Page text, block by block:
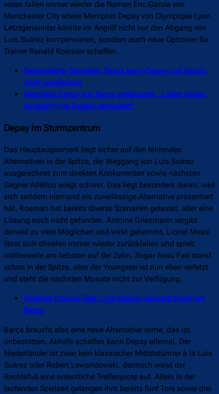
voran fallen immer wieder die Namen Eric García von
Manchester City sowie Memphis Depay von Olympique Lyon.
Letztgenannter könnte im Angriff nicht nur den Abgang von
Luis Suárez kompensieren, sondern auch neue Optionen für
Trainer Ronald Koeman schaffen.
Gescheiterte Transfers: Barça kann Depay und García
nicht verpflichten
Memphis Depay von Barça enttäuscht: „Leider haben
es bestimmte Regeln verhindert“
Depay im Sturmzentrum
Das Hauptaugenmerk liegt sicher auf den fehlenden
Alternativen in der Spitze, der Weggang von Luis Suárez
ausgerechnet zum direkten Konkurrenten sowie nächsten
Gegner Atlético wiegt schwer. Das liegt besonders daran, weil
sich seitdem niemand als zuverlässige Alternative präsentiert
hat. Koeman hat bereits diverse Szenarien getestet, aber eine
Lösung noch nicht gefunden. Antoine Griezmann vergibt
derweil zu viele Möglichen und wirkt gehemmt, Lionel Messi
lässt sich ohnehin immer wieder zurückfallen und spielt
mittlerweile am liebsten auf der Zehn. Sogar Ansu Fati stand
schon in der Spitze, aber der Youngster ist nun eben verletzt
und steht die nächsten Monate nicht zur Verfügung.
Positiver Corona-Test: Luis Suárez verpasst Duell mit
Barça
Barça braucht also eine neue Alternative vorne, das ist
unbestritten. Abhilfe schaffen kann Depay allemal. Der
Niederländer ist zwar kein klassischer Mittelstürmer à la Luis
Suárez oder Robert Lewandowski, dennoch weist der
Rechtsfuß eine ordentliche Trefferquote auf. Allein in der
laufenden Spielzeit gelangen ihm bereits fünf Tore sowie drei